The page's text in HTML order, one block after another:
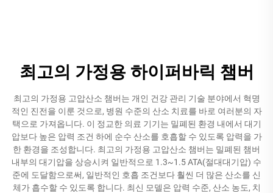
최고의 가정용 하이퍼바릭 챔버
최고의 가정용 고압산소 챔버는 개인 건강 관리 기술 분야에서 혁명
적인 진전을 이룬 것으로, 병원 수준의 산소 치료를 바로 여러분의 자
택으로 가져옵니다. 이 정교한 의료 기기는 밀폐된 환경 내에서 대기
압보다 높은 압력 조건 하에 순수 산소를 호흡할 수 있도록 압력을 가
한 환경을 조성합니다. 최고의 가정용 고압산소 챔버는 밀폐된 챔버
내부의 대기압을 상승시켜 일반적으로 1.3~1.5 ATA(절대대기압) 수
준에 도달함으로써, 일반적인 호흡 조건보다 훨씬 더 많은 산소를 신
체가 흡수할 수 있도록 합니다. 최신 모델은 압력 수준, 산소 농도, 치